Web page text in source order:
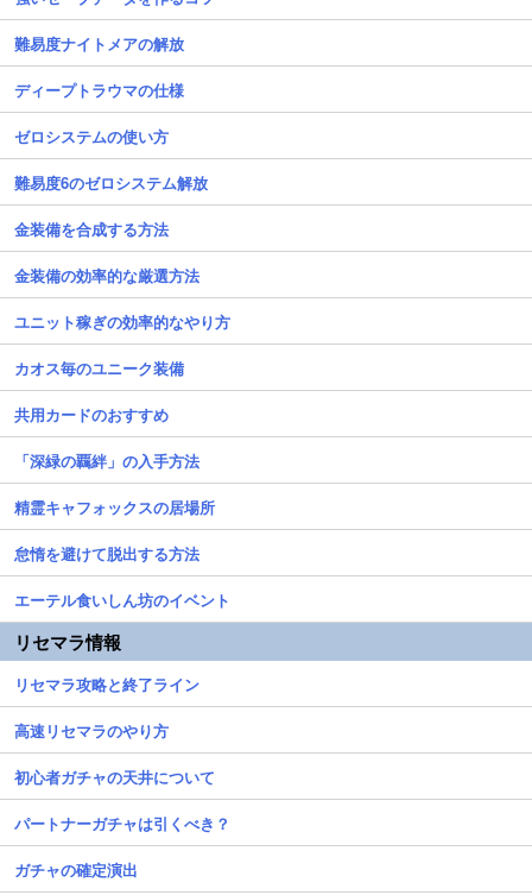
難易度ナイトメアの解放
ディープトラウマの仕様
ゼロシステムの使い方
難易度6のゼロシステム解放
金装備を合成する方法
金装備の効率的な厳選方法
ユニット稼ぎの効率的なやり方
カオス毎のユニーク装備
共用カードのおすすめ
「深緑の覊絆」の入手方法
精霊キャフォックスの居場所
怠惰を避けて脱出する方法
エーテル食いしん坊のイベント
リセマラ情報
リセマラ攻略と終了ライン
高速リセマラのやり方
初心者ガチャの天井について
パートナーガチャは引くべき？
ガチャの確定演出